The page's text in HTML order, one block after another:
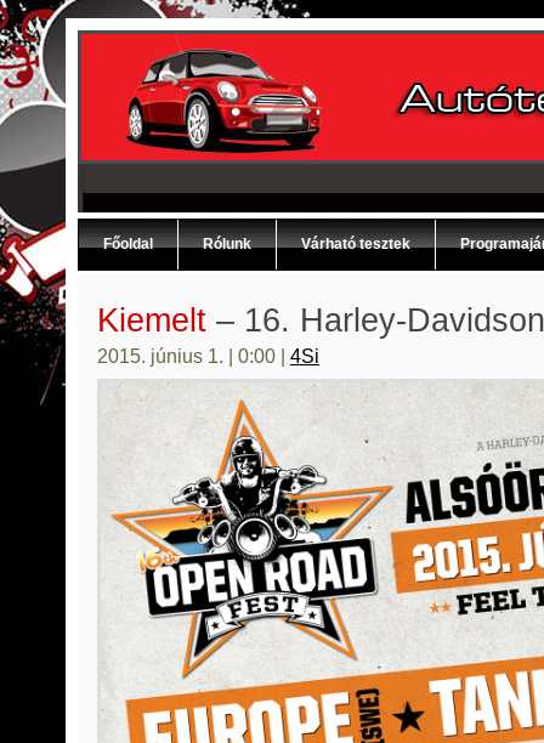
Főoldal Rólunk Várható tesztek
Kiemelt – 16. Harley-
2015. június 1. | 0:00 | 4Si